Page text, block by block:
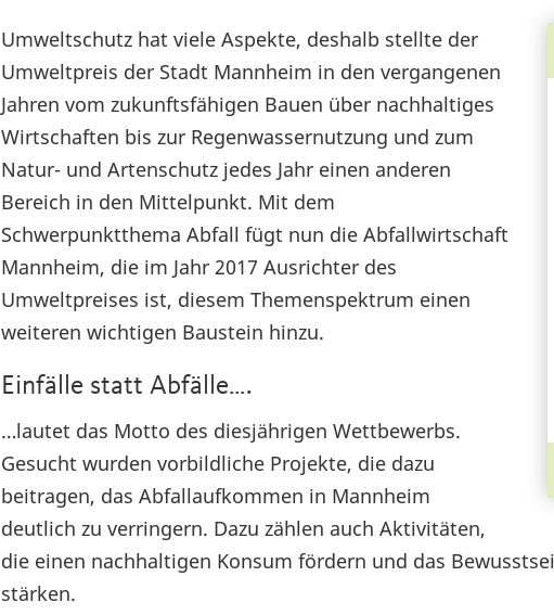
Umweltschutz hat viele Aspekte, deshalb stellte der
Umweltpreis der Stadt Mannheim in den vergangenen
Jahren vom zukunftsfähigen Bauen über nachhaltiges
Wirtschaften bis zur Regenwassernutzung und zum
Natur- und Artenschutz jedes Jahr einen anderen
Bereich in den Mittelpunkt. Mit dem
Schwerpunktthema Abfall fügt nun die Abfallwirtschaft
Mannheim, die im Jahr 2017 Ausrichter des
Umweltpreises ist, diesem Themenspektrum einen
weiteren wichtigen Baustein hinzu.
Einfälle statt Abfälle….
…lautet das Motto des diesjährigen Wettbewerbs.
Gesucht wurden vorbildliche Projekte, die dazu
beitragen, das Abfallaufkommen in Mannheim
deutlich zu verringern. Dazu zählen auch Aktivitäten,
die einen nachhaltigen Konsum fördern und das
stärken.